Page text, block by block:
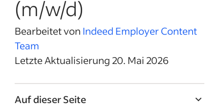
(m/w/d)
Bearbeitet von Indeed Employer Content
Team
Letzte Aktualisierung 20. Mai 2026
Auf dieser Seite